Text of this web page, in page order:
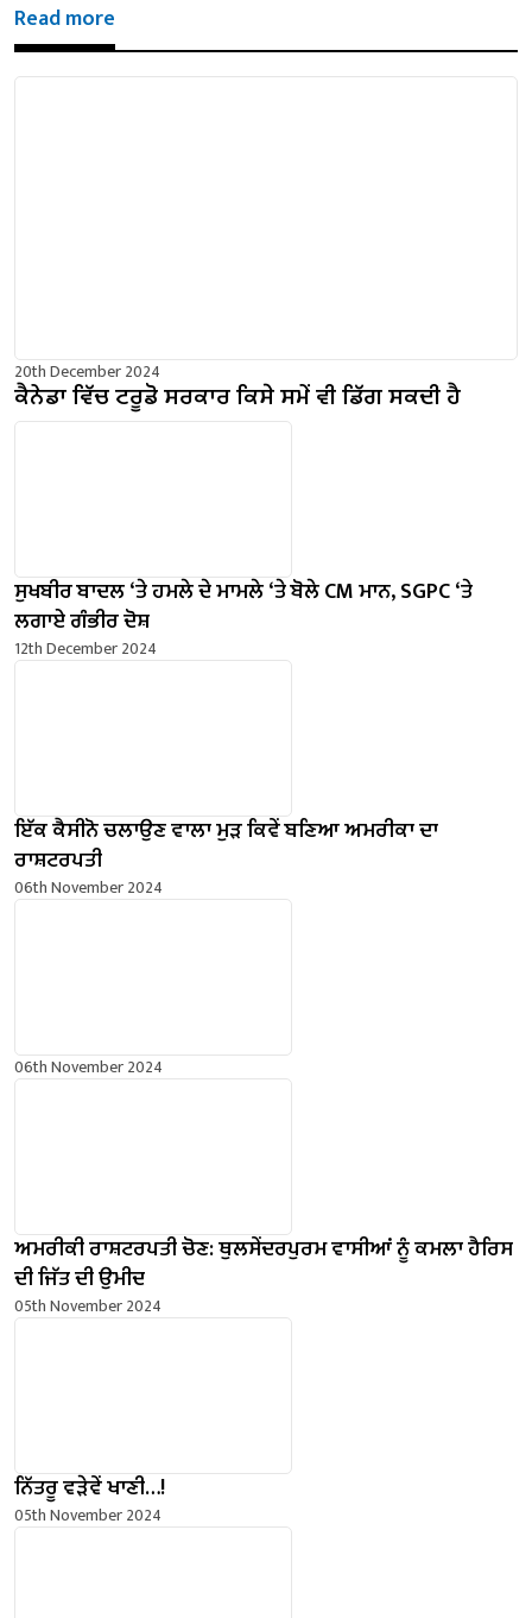
Read more
20th December 2024
ਕੈਨੇਡਾ ਵਿੱਚ ਟਰੂਡੋ ਸਰਕਾਰ ਕਿਸੇ ਸਮੇਂ ਵੀ ਡਿੱਗ ਸਕਦੀ ਹੈ
ਸੁਖਬੀਰ ਬਾਦਲ ‘ਤੇ ਹਮਲੇ ਦੇ ਮਾਮਲੇ ‘ਤੇ ਬੋਲੇ ​​CM ਮਾਨ, SGPC ‘ਤੇ
ਲਗਾਏ ਗੰਭੀਰ ਦੋਸ਼
12th December 2024
ਇੱਕ ਕੈਸੀਨੋ ਚਲਾਉਣ ਵਾਲਾ ਮੁੜ ਕਿਵੇਂ ਬਣਿਆ ਅਮਰੀਕਾ ਦਾ
ਰਾਸ਼ਟਰਪਤੀ
06th November 2024
06th November 2024
ਅਮਰੀਕੀ ਰਾਸ਼ਟਰਪਤੀ ਚੋਣ: ਥੁਲਸੇਂਦਰਪੁਰਮ ਵਾਸੀਆਂ ਨੂੰ ਕਮਲਾ ਹੈਰਿਸ
ਦੀ ਜਿੱਤ ਦੀ ਉਮੀਦ
05th November 2024
ਨਿੱਤਰੂ ਵੜੇਵੇਂ ਖਾਣੀ…!
05th November 2024